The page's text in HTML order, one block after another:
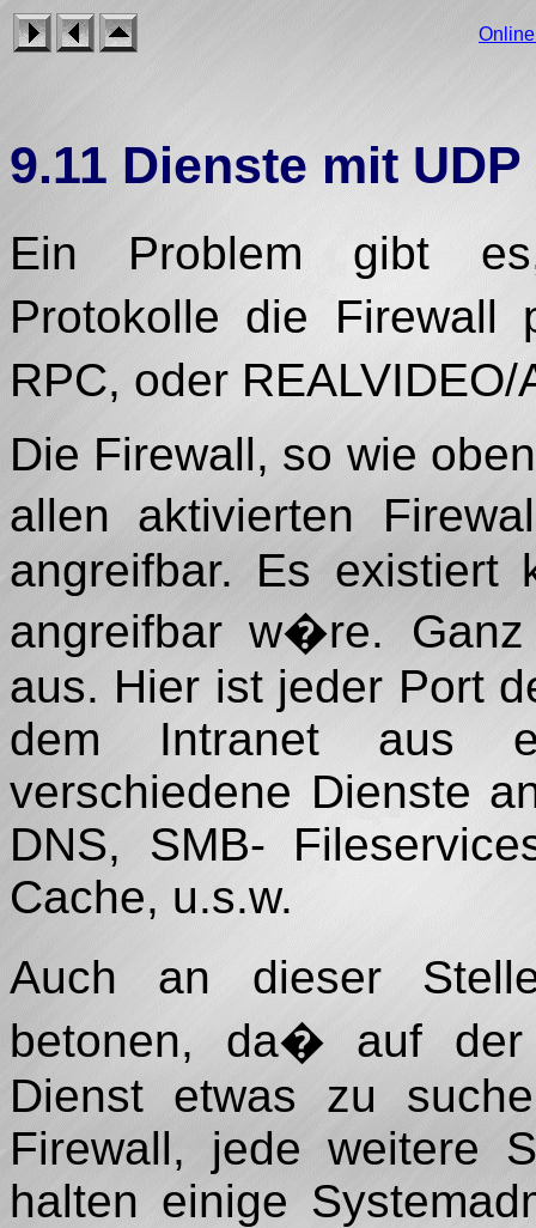
9.11 Dienste mit
Ein Problem gibt
Protokolle die Firewall
RPC, oder
Die Firewall, so wie
allen aktivierten
angreifbar. Es existiert
angreifbar w�re.
aus. Hier ist jeder Port
dem Intranet aus
verschiedene Dienste
DNS, SMB-
Cache, u.s.w.
Auch an dieser
betonen, da� auf der
Dienst etwas zu
Firewall, jede weitere
halten einige